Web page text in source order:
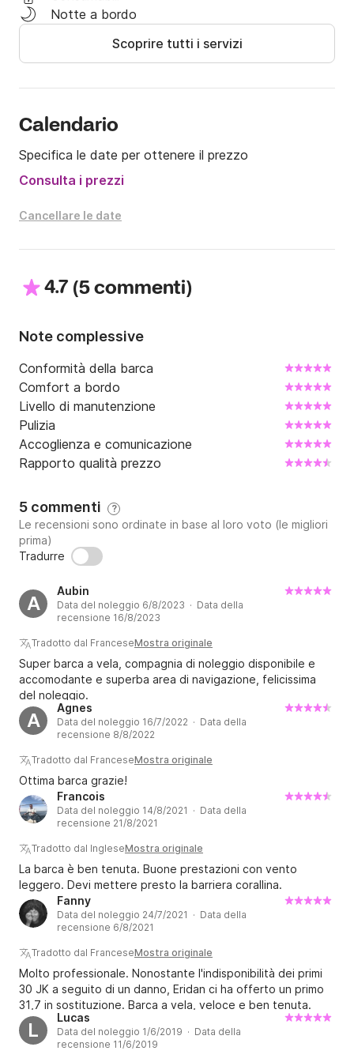
Costi aggiuntivi da considerare:
- Consumi settimanali (batteria/carburante, circa 25
€)
- Pulizia finale (escluso ponte e tender): 90 €
- Franchigia: 4,75% del costo del noleggio (premio
informazione.
Valéry
Notte a bordo
Scoprire tutti i servizi
Calendario
Specifica le date per ottenere il prezzo
Consulta i prezzi
Cancellare le date
4.7 (5 commenti)
Note complessive
Conformità della barca
Comfort a bordo
Livello di manutenzione
Pulizia
Accoglienza e comunicazione
Rapporto qualità prezzo
5 commenti ?
Le recensioni sono ordinate in base al loro voto (le migliori
prima)
Tradurre
A
Aubin
Data del noleggio 6/8/2023 · Data della
recensione 16/8/2023
Tradotto dal FranceseMostra originale
Super barca a vela, compagnia di noleggio disponibile e
accomodante e superba area di navigazione, felicissima
del noleggio.
A
Agnes
Data del noleggio 16/7/2022 · Data della
recensione 8/8/2022
Tradotto dal FranceseMostra originale
Ottima barca grazie!
Francois
Data del noleggio 14/8/2021 · Data della
recensione 21/8/2021
Tradotto dal IngleseMostra originale
La barca è ben tenuta. Buone prestazioni con vento
leggero. Devi mettere presto la barriera corallina.
Fanny
Data del noleggio 24/7/2021 · Data della
recensione 6/8/2021
Tradotto dal FranceseMostra originale
Molto professionale. Nonostante l'indisponibilità dei primi
30 JK a seguito di un danno, Eridan ci ha offerto un primo
31,7 in sostituzione. Barca a vela, veloce e ben tenuta.
Buona comunicazione.
L
Lucas
Data del noleggio 1/6/2019 · Data della
recensione 11/6/2019